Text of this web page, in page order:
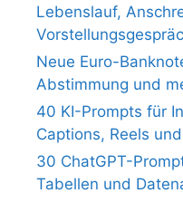
Lebenslauf,
Neue Euro-
Abstimmung und
40 KI-Prompts für
Captions, Reels
30 ChatGPT-
Tabellen und